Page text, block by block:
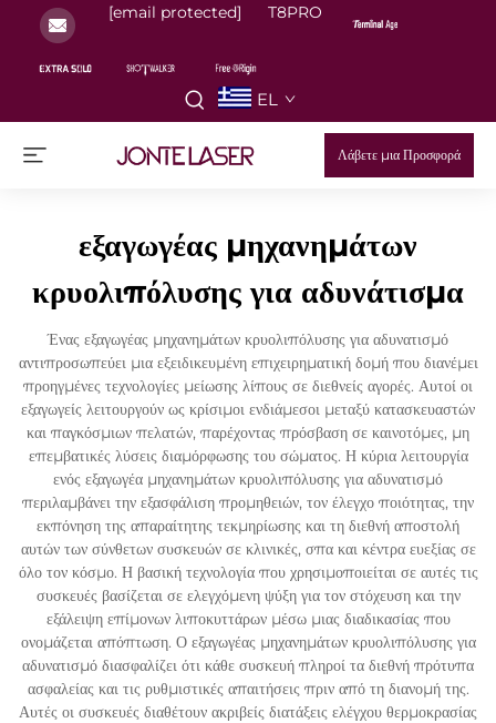
[email protected] T8PRO
EL
Λάβετε μια Προσφορά
εξαγωγέας μηχανημάτων
κρυολιπόλυσης για αδυνάτισμα
Ένας εξαγωγέας μηχανημάτων κρυολιπόλυσης για αδυνατισμό
αντιπροσωπεύει μια εξειδικευμένη επιχειρηματική δομή που διανέμει
προηγμένες τεχνολογίες μείωσης λίπους σε διεθνείς αγορές. Αυτοί οι
εξαγωγείς λειτουργούν ως κρίσιμοι ενδιάμεσοι μεταξύ κατασκευαστών
και παγκόσμιων πελατών, παρέχοντας πρόσβαση σε καινοτόμες, μη
επεμβατικές λύσεις διαμόρφωσης του σώματος. Η κύρια λειτουργία
ενός εξαγωγέα μηχανημάτων κρυολιπόλυσης για αδυνατισμό
περιλαμβάνει την εξασφάλιση προμηθειών, τον έλεγχο ποιότητας, την
εκπόνηση της απαραίτητης τεκμηρίωσης και τη διεθνή αποστολή
αυτών των σύνθετων συσκευών σε κλινικές, σπα και κέντρα ευεξίας σε
όλο τον κόσμο. Η βασική τεχνολογία που χρησιμοποιείται σε αυτές τις
συσκευές βασίζεται σε ελεγχόμενη ψύξη για τον στόχευση και την
εξάλειψη επίμονων λιποκυττάρων μέσω μιας διαδικασίας που
ονομάζεται απόπτωση. Ο εξαγωγέας μηχανημάτων κρυολιπόλυσης για
αδυνατισμό διασφαλίζει ότι κάθε συσκευή πληροί τα διεθνή πρότυπα
ασφαλείας και τις ρυθμιστικές απαιτήσεις πριν από τη διανομή της.
Αυτές οι συσκευές διαθέτουν ακριβείς διατάξεις ελέγχου θερμοκρασίας